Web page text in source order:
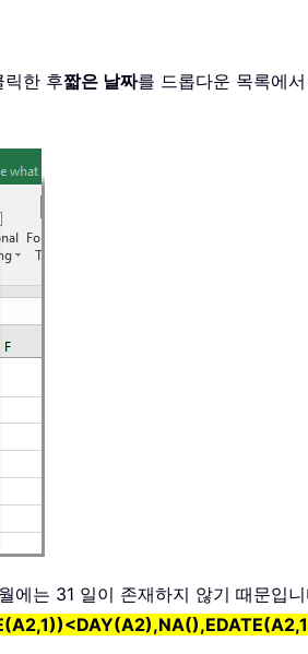
릭한 후짧은 날짜를 드롭다운 목록에
에는 31 일이 존재하지 않기 때문입